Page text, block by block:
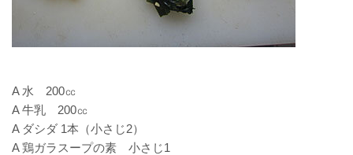
A 水 200㏄
A 牛乳 200㏄
A ダシダ 1本（小さじ2）
A 鶏ガラスープの素 小さじ1